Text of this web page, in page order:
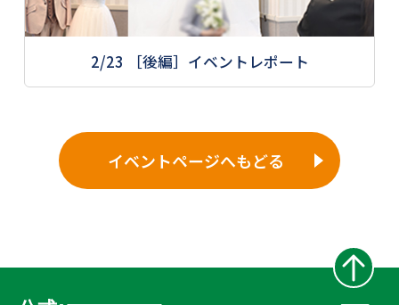
2/23 ［後編］イベントレポート
イベントページへもどる